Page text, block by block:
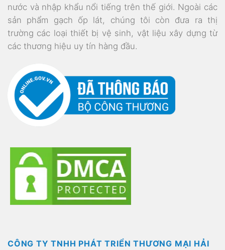
nước và nhập khẩu nổi tiếng trên thế giới. Ngoài các
sản phẩm gạch ốp lát, chúng tôi còn đưa ra thị
trường các loại thiết bị vệ sinh, vật liệu xây dựng từ
các thương hiệu uy tín hàng đầu.
CÔNG TY TNHH PHÁT TRIỂN THƯƠNG MẠI HẢI